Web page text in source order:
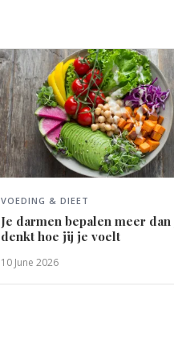
VOEDING & DIEET
Je darmen bepalen meer
denkt hoe jij je voelt
10 June 2026